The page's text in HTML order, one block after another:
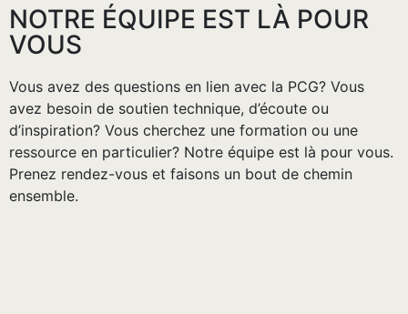
NOTRE ÉQUIPE EST LÀ POUR
VOUS
Vous avez des questions en lien avec la PCG? Vous
avez besoin de soutien technique, d’écoute ou
d’inspiration? Vous cherchez une formation ou une
ressource en particulier? Notre équipe est là pour vous.
Prenez rendez-vous et faisons un bout de chemin
ensemble.